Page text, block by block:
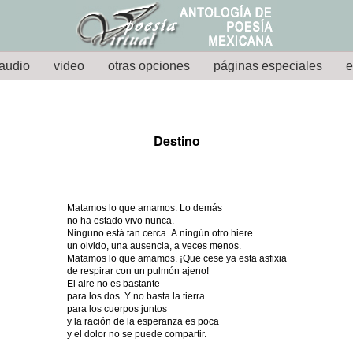
video otras opciones páginas especiales
Destino
Matamos lo que amamos. Lo demás
no ha estado vivo nunca.
Ninguno está tan cerca. A ningún otro hiere
un olvido, una ausencia, a veces menos.
Matamos lo que amamos. ¡Que cese ya esta asfixia
de respirar con un pulmón ajeno!
El aire no es bastante
para los dos. Y no basta la tierra
para los cuerpos juntos
y la ración de la esperanza es poca
y el dolor no se puede compartir.